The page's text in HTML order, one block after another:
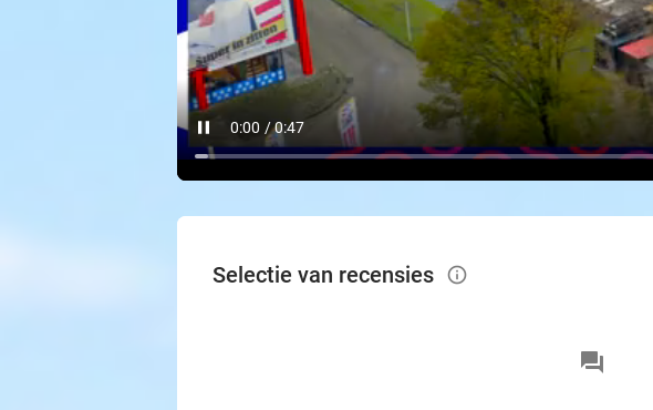
Selectie van recensies info_outlined